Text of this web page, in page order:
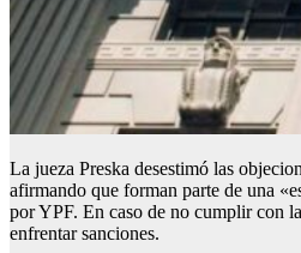
La jueza Preska desestimó las
afirmando que forman parte de una
por YPF. En caso de no cumplir con
enfrentar sanciones.